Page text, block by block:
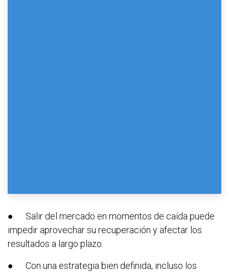
● Salir del mercado en momentos de caída puede
impedir aprovechar su recuperación y afectar los
resultados a largo plazo.
● Con una estrategia bien definida, incluso los